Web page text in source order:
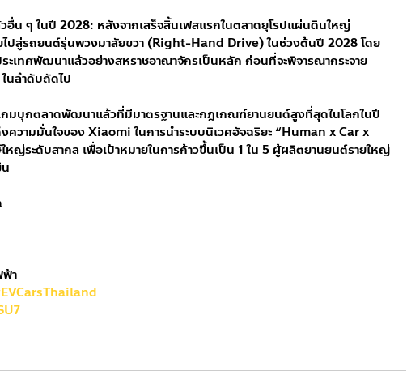
น ๆ ในปี 2028: หลังจากเสร็จสิ้นเฟสแรกในตลาดยุโรปแผ่นดินใหญ่
ปสู่รถยนต์รุ่นพวงมาลัยขวา (Right-Hand Drive) ในช่วงต้นปี 2028 โดย
ะเทศพัฒนาแล้วอย่างสหราชอาณาจักรเป็นหลัก ก่อนที่จะพิจารณากระจาย
นลำดับถัดไป
กมบุกตลาดพัฒนาแล้วที่มีมาตรฐานและกฎเกณฑ์ยานยนต์สูงที่สุดในโลกในปี
ความมั่นใจของ Xiaomi ในการนำระบบนิเวศอัจฉริยะ “Human x Car x
หญ่ระดับสากล เพื่อเป้าหมายในการก้าวขึ้นเป็น 1 ใน 5 ผู้ผลิตยานยนต์รายใหญ่
ฟ้า